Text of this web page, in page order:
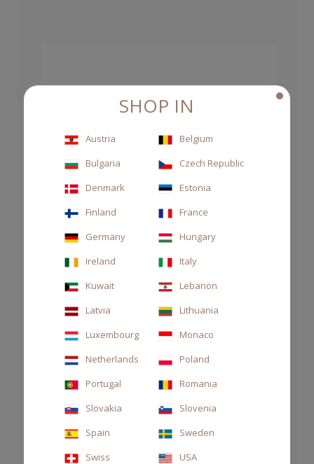
CANDELA 270GR FICUM BLU
SHOP IN
Austria
Belgium
Bulgaria
Czech Republic
Denmark
Estonia
Finland
France
Germany
Hungary
Ireland
Italy
Kuwait
Lebanon
Latvia
Lithuania
Luxembourg
Monaco
Netherlands
Poland
Portugal
Romania
Slovakia
Slovenia
Spain
Sweden
Swiss
USA